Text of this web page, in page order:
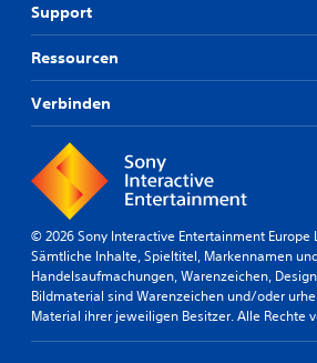
Support
Ressourcen
Verbinden
© 2026 Sony Interactive Entertainment Europe
Sämtliche Inhalte, Spieltitel, Markennamen
Handelsaufmachungen, Warenzeichen,
Bildmaterial sind Warenzeichen und/oder
Material ihrer jeweiligen Besitzer. Alle Rechte